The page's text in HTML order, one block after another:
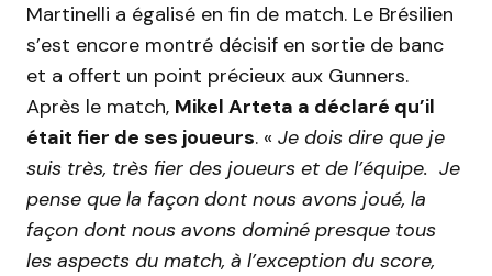
Martinelli a égalisé en fin de match. Le Brésilien
s’est encore montré décisif en sortie de banc
et a offert un point précieux aux Gunners.
Après le match, Mikel Arteta a déclaré qu’il
était fier de ses joueurs. « Je dois dire que je
suis très, très fier des joueurs et de l’équipe. Je
pense que la façon dont nous avons joué, la
façon dont nous avons dominé presque tous
les aspects du match, à l’exception du score,